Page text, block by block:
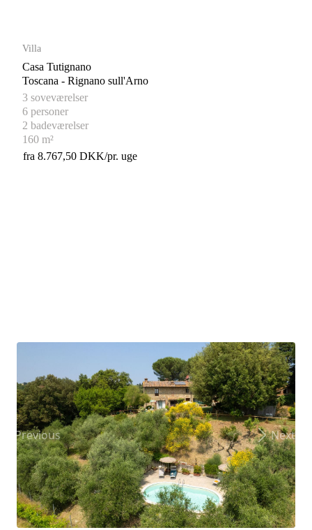
Villa
Casa Tutignano
Toscana - Rignano sull'Arno
3 soveværelser
6 personer
2 badeværelser
160 m²
fra 8.767,50 DKK/pr. uge
Previous Next